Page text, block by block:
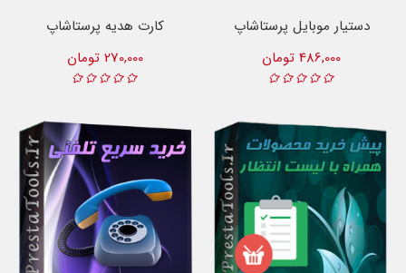
دستیار موبایل پرستاشاپ
486,000 تومان
کارت هدیه پرستاشاپ
270,000 تومان